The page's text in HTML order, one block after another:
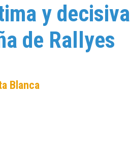
y decisiva
de Rallyes
Blanca